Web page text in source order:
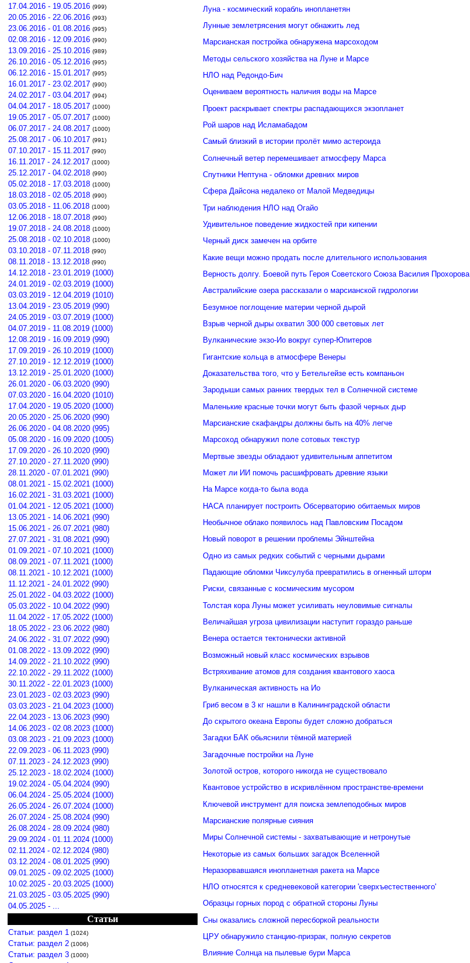
17.04.2016 - 19.05.2016 (999)
20.05.2016 - 22.06.2016 (993)
23.06.2016 - 01.08.2016 (995)
02.08.2016 - 12.09.2016 (990)
13.09.2016 - 25.10.2016 (989)
26.10.2016 - 05.12.2016 (995)
06.12.2016 - 15.01.2017 (995)
16.01.2017 - 23.02.2017 (990)
24.02.2017 - 03.04.2017 (994)
04.04.2017 - 18.05.2017 (1000)
19.05.2017 - 05.07.2017 (1000)
06.07.2017 - 24.08.2017 (1000)
25.08.2017 - 06.10.2017 (991)
07.10.2017 - 15.11.2017 (990)
16.11.2017 - 24.12.2017 (1000)
25.12.2017 - 04.02.2018 (990)
05.02.2018 - 17.03.2018 (1000)
18.03.2018 - 02.05.2018 (990)
03.05.2018 - 11.06.2018 (1000)
12.06.2018 - 18.07.2018 (990)
19.07.2018 - 24.08.2018 (1000)
25.08.2018 - 02.10.2018 (1000)
03.10.2018 - 07.11.2018 (990)
08.11.2018 - 13.12.2018 (990)
14.12.2018 - 23.01.2019 (1000)
24.01.2019 - 02.03.2019 (1000)
03.03.2019 - 12.04.2019 (1010)
13.04.2019 - 23.05.2019 (990)
24.05.2019 - 03.07.2019 (1000)
04.07.2019 - 11.08.2019 (1000)
12.08.2019 - 16.09.2019 (990)
17.09.2019 - 26.10.2019 (1000)
27.10.2019 - 12.12.2019 (1000)
13.12.2019 - 25.01.2020 (1000)
26.01.2020 - 06.03.2020 (990)
07.03.2020 - 16.04.2020 (1010)
17.04.2020 - 19.05.2020 (1000)
20.05.2020 - 25.06.2020 (990)
26.06.2020 - 04.08.2020 (995)
05.08.2020 - 16.09.2020 (1005)
17.09.2020 - 26.10.2020 (990)
27.10.2020 - 27.11.2020 (990)
28.11.2020 - 07.01.2021 (990)
08.01.2021 - 15.02.2021 (1000)
16.02.2021 - 31.03.2021 (1000)
01.04.2021 - 12.05.2021 (1000)
13.05.2021 - 14.06.2021 (990)
15.06.2021 - 26.07.2021 (980)
27.07.2021 - 31.08.2021 (990)
01.09.2021 - 07.10.2021 (1000)
08.09.2021 - 07.11.2021 (1000)
08.11.2021 - 10.12.2021 (1000)
11.12.2021 - 24.01.2022 (990)
25.01.2022 - 04.03.2022 (1000)
05.03.2022 - 10.04.2022 (990)
11.04.2022 - 17.05.2022 (1000)
18.05.2022 - 23.06.2022 (980)
24.06.2022 - 31.07.2022 (990)
01.08.2022 - 13.09.2022 (990)
14.09.2022 - 21.10.2022 (990)
22.10.2022 - 29.11.2022 (1000)
30.11.2022 - 22.01.2023 (1000)
23.01.2023 - 02.03.2023 (990)
03.03.2023 - 21.04.2023 (1000)
22.04.2023 - 13.06.2023 (990)
14.06.2023 - 02.08.2023 (1000)
03.08.2023 - 21.09.2023 (1000)
22.09.2023 - 06.11.2023 (990)
07.11.2023 - 24.12.2023 (990)
25.12.2023 - 18.02.2024 (1000)
19.02.2024 - 05.04.2024 (990)
06.04.2024 - 25.05.2024 (1000)
26.05.2024 - 26.07.2024 (1000)
26.07.2024 - 25.08.2024 (990)
26.08.2024 - 28.09.2024 (980)
29.09.2024 - 01.11.2024 (1000)
02.11.2024 - 02.12.2024 (980)
03.12.2024 - 08.01.2025 (990)
09.01.2025 - 09.02.2025 (1000)
10.02.2025 - 20.03.2025 (1000)
21.03.2025 - 03.05.2025 (990)
04.05.2025 - ...
Статьи
Статьи: раздел 1 (1024)
Статьи: раздел 2 (1006)
Статьи: раздел 3 (1000)
Луна - космический корабль инопланетян
Лунные землетрясения могут обнажить лед
Марсианская постройка обнаружена марсоходом
Методы сельского хозяйства на Луне и Марсе
НЛО над Редондо-Бич
Оцениваем вероятность наличия воды на Марсе
Проект раскрывает спектры распадающихся экзопланет
Рой шаров над Исламабадом
Самый близкий в истории пролёт мимо астероида
Солнечный ветер перемешивает атмосферу Марса
Спутники Нептуна - обломки древних миров
Сфера Дайсона недалеко от Малой Медведицы
Три наблюдения НЛО над Огайо
Удивительное поведение жидкостей при кипении
Черный диск замечен на орбите
Какие вещи можно продать после длительного использования
Верность долгу. Боевой путь Героя Советского Союза Василия Прохорова
Австралийские озера рассказали о марсианской гидрологии
Безумное поглощение материи черной дырой
Взрыв черной дыры охватил 300 000 световых лет
Вулканические экзо-Ио вокруг супер-Юпитеров
Гигантские кольца в атмосфере Венеры
Доказательства того, что у Бетельгейзе есть компаньон
Зародыши самых ранних твердых тел в Солнечной системе
Маленькие красные точки могут быть фазой черных дыр
Марсианские скафандры должны быть на 40% легче
Марсоход обнаружил поле сотовых текстур
Мертвые звезды обладают удивительным аппетитом
Может ли ИИ помочь расшифровать древние языки
На Марсе когда-то была вода
НАСА планирует построить Обсерваторию обитаемых миров
Необычное облако появилось над Павловским Посадом
Новый поворот в решении проблемы Эйнштейна
Одно из самых редких событий с черными дырами
Падающие обломки Чиксулуба превратились в огненный шторм
Риски, связанные с космическим мусором
Толстая кора Луны может усиливать неуловимые сигналы
Величайшая угроза цивилизации наступит гораздо раньше
Венера остается тектонически активной
Возможный новый класс космических взрывов
Встряхивание атомов для создания квантового хаоса
Вулканическая активность на Ио
Гриб весом в 3 кг нашли в Калининградской области
До скрытого океана Европы будет сложно добраться
Загадки БАК обьяснили тёмной материей
Загадочные постройки на Луне
Золотой остров, которого никогда не существовало
Квантовое устройство в искривлённом пространстве-времени
Ключевой инструмент для поиска землеподобных миров
Марсианские полярные сияния
Миры Солнечной системы - захватывающие и нетронутые
Некоторые из самых больших загадок Вселенной
Неразорвавшаяся инопланетная ракета на Марсе
НЛО относятся к средневековой категории 'сверхъестественного'
Образцы горных пород с обратной стороны Луны
Сны оказались сложной пересборкой реальности
ЦРУ обнаружило станцию-призрак, полную секретов
Влияние Солнца на пылевые бури Марса